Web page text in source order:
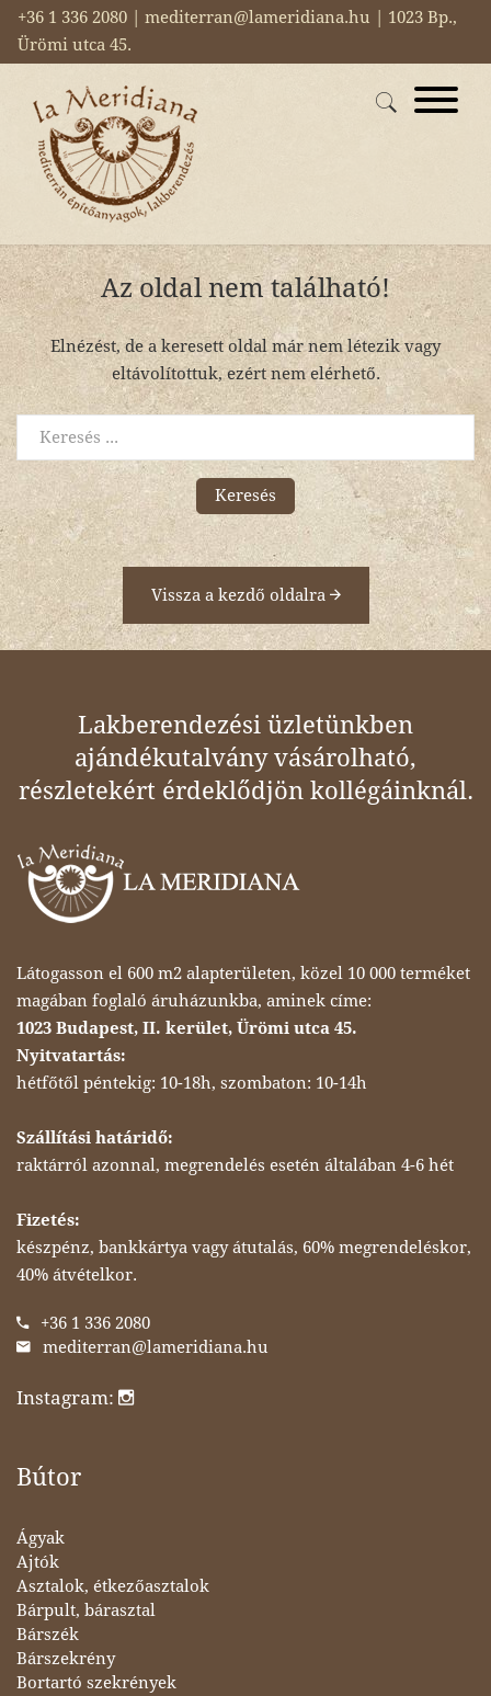
+36 1 336 2080 | mediterran@lameridiana.hu | 1023 Bp.,
Ürömi utca 45.
Az oldal nem található!
Elnézést, de a keresett oldal már nem létezik vagy
eltávolítottuk, ezért nem elérhető.
Keresés
Vissza a kezdő oldalra
Lakberendezési üzletünkben
ajándékutalvány vásárolható,
részletekért érdeklődjön kollégáinknál.
Látogasson el 600 m2 alapterületen, közel 10 000 terméket
magában foglaló áruházunkba, aminek címe:
1023 Budapest, II. kerület, Ürömi utca 45.
Nyitvatartás:
hétfőtől péntekig: 10-18h, szombaton: 10-14h
Szállítási határidő:
raktárról azonnal, megrendelés esetén általában 4-6 hét
Fizetés:
készpénz, bankkártya vagy átutalás, 60% megrendeléskor,
40% átvételkor.
+36 1 336 2080
mediterran@lameridiana.hu
Instagram:
Bútor
Ágyak
Ajtók
Asztalok, étkezőasztalok
Bárpult, bárasztal
Bárszék
Bárszekrény
Bortartó szekrények